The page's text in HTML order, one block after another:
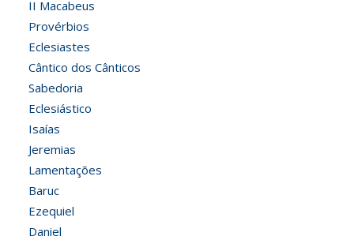
II Macabeus
Provérbios
Eclesiastes
Cântico dos Cânticos
Sabedoria
Eclesiástico
Isaías
Jeremias
Lamentações
Baruc
Ezequiel
Daniel